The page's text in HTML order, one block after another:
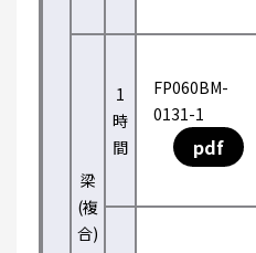
梁
(複
合)
1
時
間
FP060BM-
0131-1
pdf